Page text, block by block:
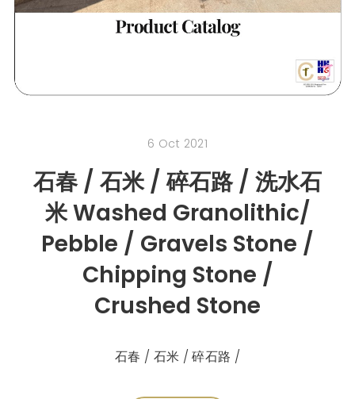
6 Oct 2021
石春 / 石米 / 碎石路 / 洗水石
米 Washed Granolithic/
Pebble / Gravels Stone /
Chipping Stone /
Crushed Stone
石春 / 石米 / 碎石路 /